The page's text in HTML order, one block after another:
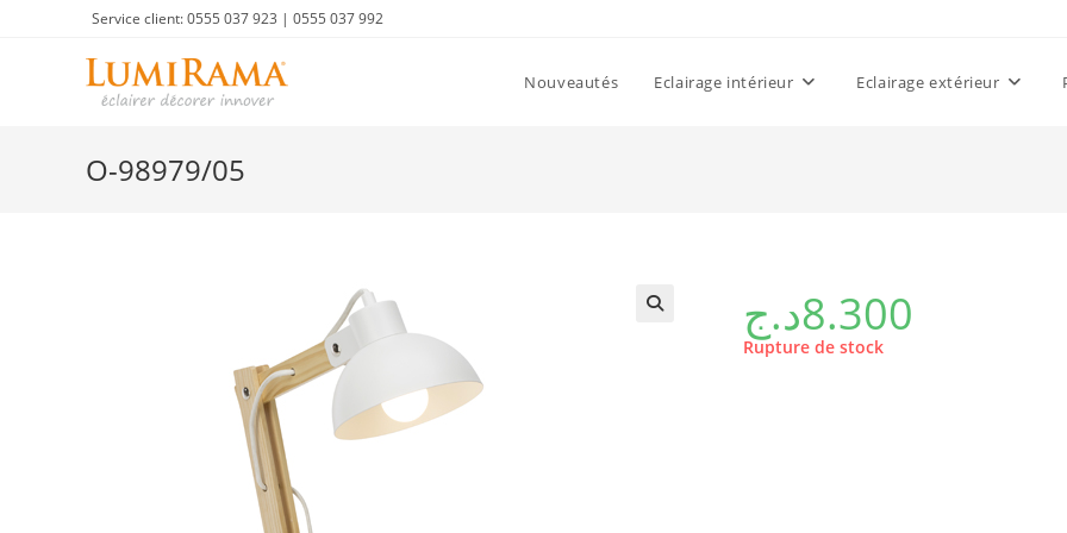
Service client: 0555 037 923 | 0555 037 992
Nouveautés Eclairage intérieur Eclairage extérieur
O-98979/05
8.300د.ج
Rupture de stock